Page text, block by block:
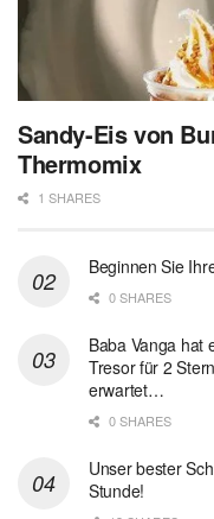
Sandy-Eis von
Thermomix
1 SHARES
Beginnen Sie
0 SHARES
Baba Vanga hat
Tresor für 2
erwartet…
0 SHARES
Unser bester
Stunde!